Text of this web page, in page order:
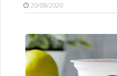
20/08/2020